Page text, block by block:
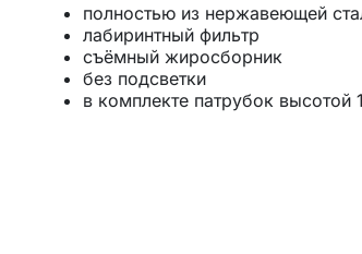
полностью из нержавеющей
лабиринтный фильтр
съёмный жиросборник
без подсветки
в комплекте патрубок